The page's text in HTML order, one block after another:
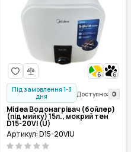
6
6
Під замовлення 1-3
дня
Доступно: 0
Midea Водонагрівач (бойлер)
(під мийку) 15л., мокрий тен
D15-20VI (U)
Артикул: D15-20VIU